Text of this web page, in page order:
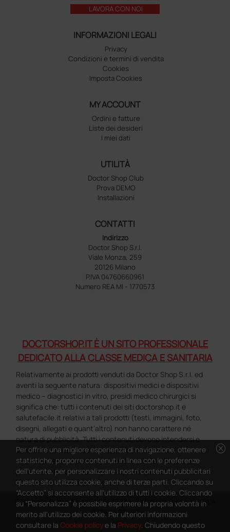
LAVORA CON NOI
INFORMAZIONI LEGALI
Privacy
Condizioni e termini di vendita
Cookies
Imposta Cookies
MY ACCOUNT
Ordini e fatture
Liste dei desideri
I miei dati
UTILITÀ
Doctor Shop Club
Prova DEMO
Installazioni
CONTATTI
Indirizzo
Doctor Shop S.r.l.
Viale Monza, 259
20126 Milano
P.IVA 04760660961
Numero REA MI - 1770573
DOCTORSHOP.IT È UN SITO PROFESSIONALE
DEDICATO ALLA CLASSE MEDICA E SANITARIA
Relativamente ai prodotti venduti da Doctor Shop S.r.l. ed
aventi la seguente natura: dispositivi medici e dispositivi
medico – diagnostici in vitro, presidi medico chirurgici si
significa che: tutti i contenuti dei siti doctorshop.it e
salutefacile.it relativi a tali prodotti (testi, immagini, foto,
disegni, allegati e quant’altro) non hanno carattere né
natura di pubblicità. Tutti i contenuti devono intendersi e
sono di natura esclusivamente informativa e volti
esclusivamente a portare a conoscenza dei clienti e dei
potenziali clienti in fase di preacquisto i prodotti venduti da
Doctorshop attraverso la rete.
Copyright DoctorShop 2005-2026 - Tutti diritti riservati - P.IVA
04760660961
cancel
Per offrire una migliore esperienza di navigazione, ottenere
statistiche, proporre contenuti in linea con le preferenze
dell'utente, per personalizzare i nostri contenuti pubblicitari
questo sito utilizza cookie, anche di terze parti. Cliccando su
“Accetto” si acconsente all'utilizzo di tutti i cookie. Cliccando
su “Personalizza” è possibile esprimere la propria volontà in
merito all'utilizzo dei cookie. Per ulteriori informazioni
consultare la Cookie policye la Privacy. Chiudendo questo